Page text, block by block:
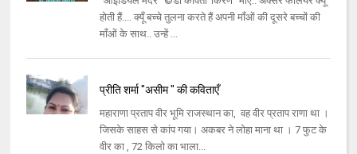
होती हैं.... क्यूँ बच्चे तुलना करते हैं अपनी माँओं की दूसरे बच्चों की
माँओं के साथ.. उन्हें ...
प्रीति शर्मा "असीम " की कविताएँ
महाराणा प्रताप वीर भूमि राजस्थान का, वह वीर प्रताप राणा था ।
जिसके साहस से कांप गया। अकबर ने लोहा माना था । 7 फुट के
वीर का , 72 किलो का भाला...